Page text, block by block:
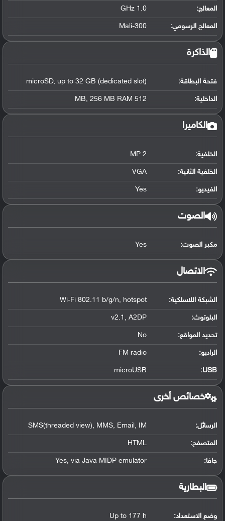
المعالج:
1.0 GHz
المعالج الرسومي:
Mali-300
الذاكرة
فتحة البطاقة: microSD, up to 32 GB (dedicated slot)
الداخلية: 512 MB, 256 MB RAM
الكاميرا
الخلفية: 2 MP
الخلفية الثانية: VGA
الفيديو: Yes
الصوت
مكبر الصوت: Yes
الاتصال
الشبكة اللاسلكية: Wi-Fi 802.11 b/g/n, hotspot
البلوتوث:
v2.1, A2DP
تحديد المواقع:
No
الراديو: FM radio
USB
:
microUSB
خصائص أخرى
الرسائل: SMS(threaded view), MMS, Email, IM
المتصفح: HTML
جافا: Yes, via Java MIDP emulator
البطارية
وضع الاستعداد: Up to 177 h